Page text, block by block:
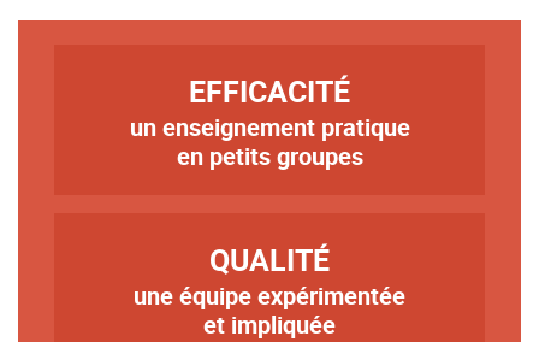
EFFICACITÉ
un enseignement pratique
en petits groupes
QUALITÉ
une équipe expérimentée
et impliquée